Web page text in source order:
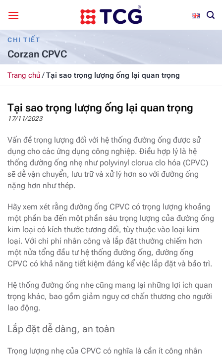
qua
nội
dungCHI TIẾT
Corzan CPVC
Trang chủ/Tại sao trọng lượng ống lại quan trọng
Tại sao trọng lượng ống lại quan trọng
17/11/2023
Vấn đề trọng lượng đối với hệ thống đường ống được sử
dụng cho các ứng dụng công nghiệp. Điều hợp lý là hệ
thống đường ống nhẹ như polyvinyl clorua clo hóa (CPVC)
sẽ dễ vận chuyển, lưu trữ và xử lý hơn so với đường ống
nặng hơn như thép.
Hãy xem xét rằng đường ống CPVC có trọng lượng khoảng
một phần ba đến một phần sáu trọng lượng của đường ống
kim loại có kích thước tương đối, tùy thuộc vào loại kim
loại. Với chi phí nhân công và lắp đặt thường chiếm hơn
một nửa tổng đầu tư hệ thống đường ống, đường ống
CPVC có khả năng tiết kiệm đáng kể việc lắp đặt và bảo trì.
Hệ thống đường ống nhẹ cũng mang lại những lợi ích quan
trọng khác, bao gồm giảm nguy cơ chấn thương cho người
lao động.
Lắp đặt dễ dàng, an toàn
Trọng lượng nhẹ của CPVC có nghĩa là cần ít công nhân